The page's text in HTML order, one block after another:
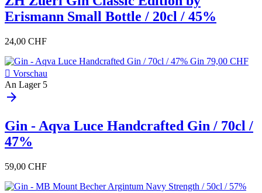
Erismann Small Bottle / 20cl / 45%
24,00 CHF
 Vorschau
An Lager 5
arrow_forward
Gin - Aqva Luce Handcrafted Gin / 70cl /
47%
59,00 CHF